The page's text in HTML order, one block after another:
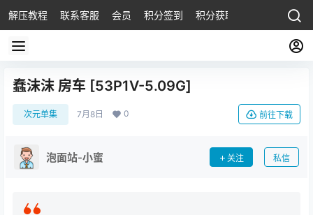
解压教程 联系客服 会员 积分签到 积分获取
蠢沫沫 房车 [53P1V-5.09G]
次元单集 7月8日 0 前往下载
泡面站-小蜜 关注 私信